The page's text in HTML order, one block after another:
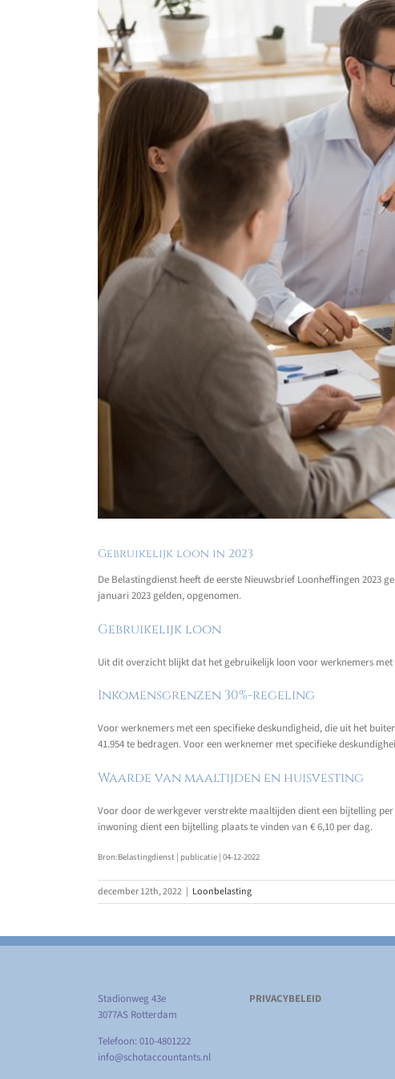
Gebruikelijk loon in 2023
De Belastingdienst heeft de eerste Nieuwsbrief Loonheffingen 2023
januari 2023 gelden, opgenomen.
Gebruikelijk loon
Uit dit overzicht blijkt dat het gebruikelijk loon voor werknemers
Inkomensgrenzen 30%-regeling
Voor werknemers met een specifieke deskundigheid, die uit het
41.954 te bedragen. Voor een werknemer met specifieke
Waarde van maaltijden en huisvesting
Voor door de werkgever verstrekte maaltijden dient een bijtelling
inwoning dient een bijtelling plaats te vinden van € 6,10 per dag.
Bron:Belastingdienst | publicatie | 04-12-2022
december 12th, 2022 | Loonbelasting
Stadionweg 43e
3077AS Rotterdam
Telefoon: 010-4801222
info@schotaccountants.nl
PRIVACYBELEID